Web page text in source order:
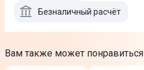
Безналичный расчёт
Вам также может понравиться